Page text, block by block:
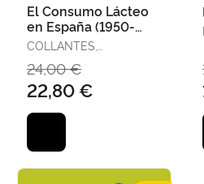
El Consumo Lácteo
en España (1950-
2020). Auge y Caída
de la Buena
Alimentación
COLLANTES,
24,00 €
22,80 €